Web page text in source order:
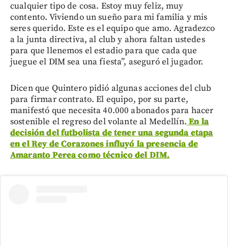
cualquier tipo de cosa. Estoy muy feliz, muy
contento. Viviendo un sueño para mi familia y mis
seres querido. Este es el equipo que amo. Agradezco
a la junta directiva, al club y ahora faltan ustedes
para que llenemos el estadio para que cada que
juegue el DIM sea una fiesta”, aseguró el jugador.
Dicen que Quintero pidió algunas acciones del club
para firmar contrato. El equipo, por su parte,
manifestó que necesita 40.000 abonados para hacer
sostenible el regreso del volante al Medellín. En la
decisión del futbolista de tener una segunda etapa
en el Rey de Corazones influyó la presencia de
Amaranto Perea como técnico del DIM.